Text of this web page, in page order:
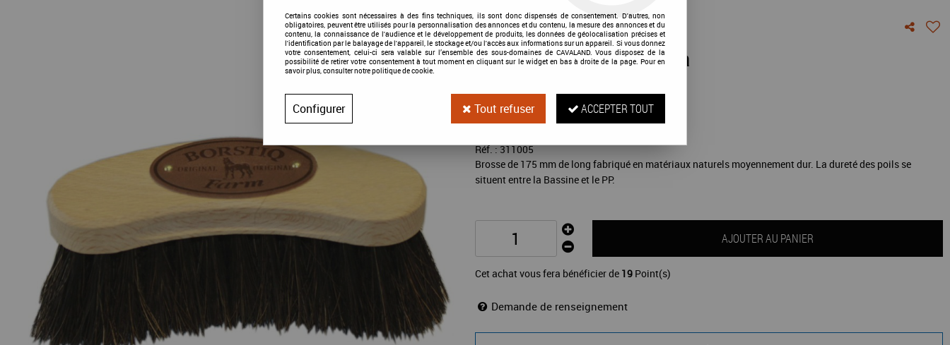
Brosse banane Arenga
19,99€ TTC
Réf. :311005
Brosse de 175 mm de long fabriqué en matériaux naturels moyennement dur. La dureté des poils se
situent entre la Bassine et le PP.
AJOUTER AU PANIER
Cet achat vous fera bénéficier de 19 Point(s)
Demande de renseignement
Certains cookies sont nécessaires à des fins techniques, ils sont donc dispensés de consentement. D'autres, non
obligatoires, peuvent être utilisés pour la personnalisation des annonces et du contenu, la mesure des annonces et du
contenu, la connaissance de l'audience et le développement de produits, les données de géolocalisation précises et
l'identification par le balayage de l'appareil, le stockage et/ou l'accès aux informations sur un appareil. Si vous donnez
votre consentement, celui-ci sera valable sur l’ensemble des sous-domaines de CAVALAND. Vous disposez de la
possibilité de retirer votre consentement à tout moment en cliquant sur le widget en bas à droite de la page. Pour en
savoir plus, consulter notre politique de cookie.
Configurer Tout refuser ACCEPTER TOUT